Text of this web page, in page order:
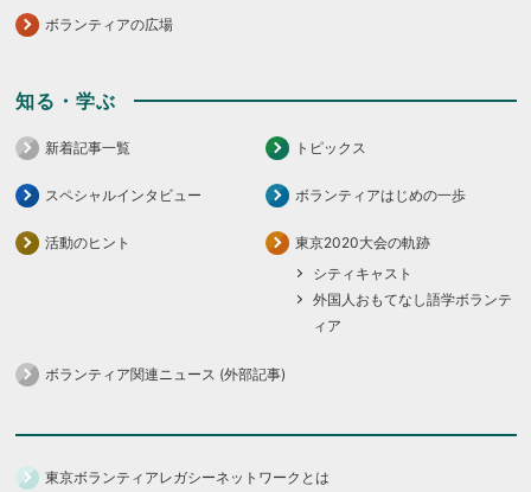
ボランティアの広場
知る・学ぶ
新着記事一覧 トピックス
スペシャルインタビュー ボランティアはじめの一歩
活動のヒント
東京2020大会の軌跡
シティキャスト
外国人おもてなし語学ボランテ
ィア
ボランティア関連ニュース (外部記事)
東京ボランティアレガシーネットワークとは